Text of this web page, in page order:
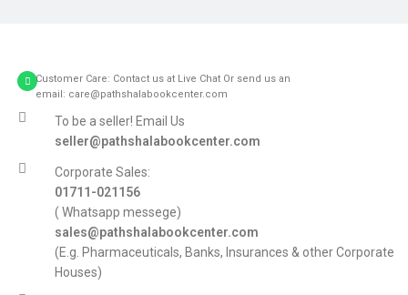
Customer Care: Contact us at Live Chat Or send us an
email: care@pathshalabookcenter.com
To be a seller! Email Us
seller@pathshalabookcenter.com
Corporate Sales:
01711-021156
( Whatsapp messege)
sales@pathshalabookcenter.com
(E.g. Pharmaceuticals, Banks, Insurances & other Corporate
Houses)